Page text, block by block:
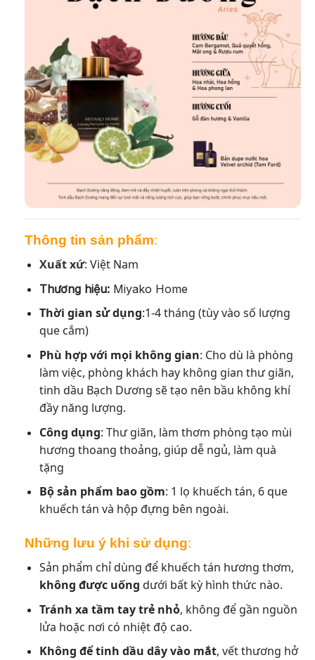
Thông tin sản phẩm:
Xuất xứ: Việt Nam
Thương hiệu:Miyako Home
Thời gian sử dụng:1-4 tháng (tùy vào số lượng
que cắm)
Phù hợp với mọi không gian: Cho dù là phòng
làm việc, phòng khách hay không gian thư giãn,
tinh dầu Bạch Dương sẽ tạo nên bầu không khí
đầy năng lượng.
Công dụng: Thư giãn, làm thơm phòng tạo mùi
hương thoang thoảng, giúp dễ ngủ, làm quà
tặng
Bộ sản phẩm bao gồm: 1 lọ khuếch tán, 6 que
khuếch tán và hộp đựng bên ngoài.
Những lưu ý khi sử dụng:
Sản phẩm chỉ dùng để khuếch tán hương thơm,
không được uống dưới bất kỳ hình thức nào.
Tránh xa tầm tay trẻ nhỏ, không để gần nguồn
lửa hoặc nơi có nhiệt độ cao.
Không để tinh dầu dây vào mắt, vết thương hở